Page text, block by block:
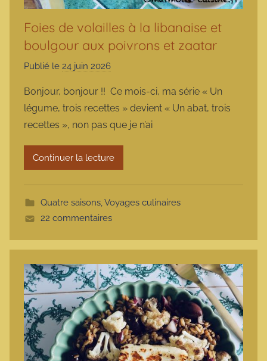
Foies de volailles à la libanaise et
boulgour aux poivrons et zaatar
Publié le 24 juin 2026
r
m
a
r
m
t
e
Bonjour, bonjour !! Ce mois-ci, ma série « Un
légume, trois recettes » devient « Un abat, trois
recettes », non pas que je n’ai
Continuer la lecture
Quatre saisons,Voyages culinaires
22 commentaires